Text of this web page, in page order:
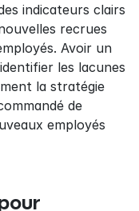
indicateurs clairs
recrues
Avoir un
les lacunes
la stratégie
de
employés